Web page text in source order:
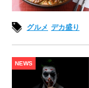
グルメ デカ盛り
NEWS